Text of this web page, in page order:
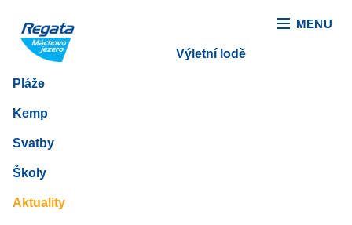
MENU
Výletní lodě
Pláže
Kemp
Svatby
Školy
Aktuality
Máchovo jezero plné